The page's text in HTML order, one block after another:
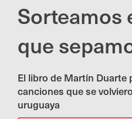
Sorteamos
que
El libro de Martín
canciones que se
uruguaya